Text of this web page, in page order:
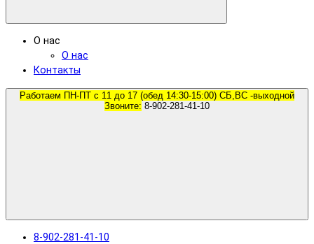
О нас
О нас
Контакты
Работаем ПН-ПТ с 11 до 17 (обед 14:30-15:00) СБ,ВС -выходной
Звоните:
8-902-281-41-10